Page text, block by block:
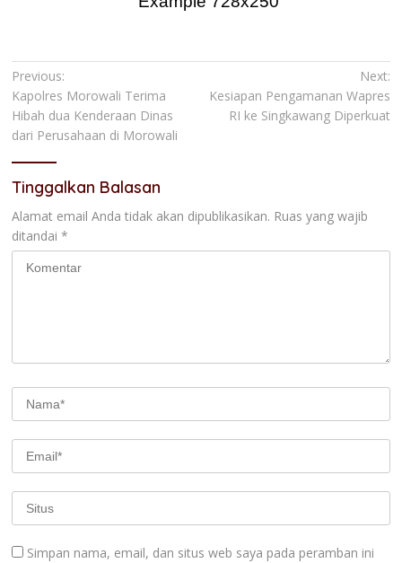
Navigasi
pos
Previous:
Kapolres Morowali Terima
Hibah dua Kenderaan Dinas
dari Perusahaan di Morowali
Next:
Kesiapan Pengamanan Wapres
RI ke Singkawang Diperkuat
Tinggalkan Balasan
Alamat email Anda tidak akan dipublikasikan. Ruas yang wajib
ditandai *
Simpan nama, email, dan situs web saya pada peramban ini